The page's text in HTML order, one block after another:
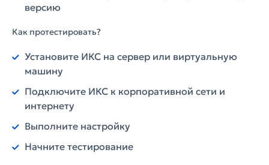
версию
Как протестировать?
Установите ИКС на сервер или виртуальную
машину
Подключите ИКС к корпоративной сети и
интернету
Выполните настройку
Начните тестирование